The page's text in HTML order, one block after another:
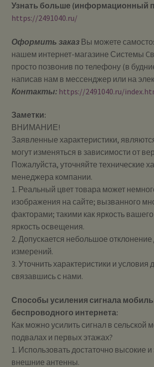
Узнать больше (информационный
https://2491040.ru/
Оформить заказВы можете
нашем интернет-магазине Системы
просто позвонив по телефону (в
написав нам в мессенджер или на
Контакты: https://2491040.ru/
Заметки:
ВНИМАНИЕ!
Заявленные характеристики,
могут изменяться в зависимости от
Пожалуйста, уточняйте технические
менеджера компании.
1. Реальный цвет товара может
изображения на сайте; вызванного
факторами; такими как яркость
яркость освещения.
2. Допускается небольшое
измерений.
3. Уточнить характеристики и условия
связавшись с нами.
Способы усиления сигнала
беспроводного интернета:
Как можно усилить сигнал в сельской
подвалах и первых этажах?
1. Использовать достаточно высокие
внешние антенны.